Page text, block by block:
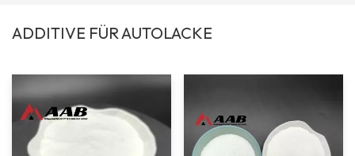
ADDITIVE FÜR AUTOLACKE